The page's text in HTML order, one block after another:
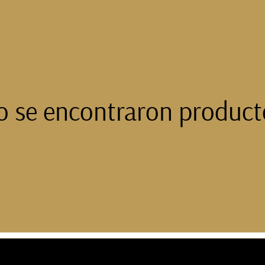
se encontraron